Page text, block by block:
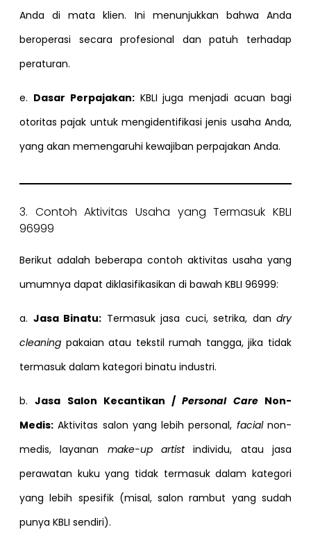
Anda di mata klien. Ini menunjukkan bahwa Anda
beroperasi secara profesional dan patuh terhadap
peraturan.
e. Dasar Perpajakan:KBLI juga menjadi acuan bagi
otoritas pajak untuk mengidentifikasi jenis usaha Anda,
yang akan memengaruhi kewajiban perpajakan Anda.
3. Contoh Aktivitas Usaha yang Termasuk KBLI
96999
Berikut adalah beberapa contoh aktivitas usaha yang
umumnya dapat diklasifikasikan di bawah KBLI 96999:
a. Jasa Binatu: Termasuk jasa cuci, setrika, dan dry
cleaning pakaian atau tekstil rumah tangga, jika tidak
termasuk dalam kategori binatu industri.
b.Jasa Salon Kecantikan /Personal CareNon-
Medis: Aktivitas salon yang lebih personal, facialnon-
medis, layanan make-up artistindividu, atau jasa
perawatan kuku yang tidak termasuk dalam kategori
yang lebih spesifik (misal, salon rambut yang sudah
punya KBLI sendiri).